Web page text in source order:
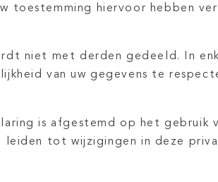
toestemming hiervoor hebben
niet met derden gedeeld. In
van uw gegevens te
is afgestemd op het gebruik
leiden tot wijzigingen in deze